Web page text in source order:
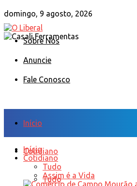
domingo, 9 agosto, 2026
Sobre Nós
Anuncie
Fale Conosco
Início
Cotidiano
Tudo
Início
Cotidiano
Tudo
Assim é a Vida